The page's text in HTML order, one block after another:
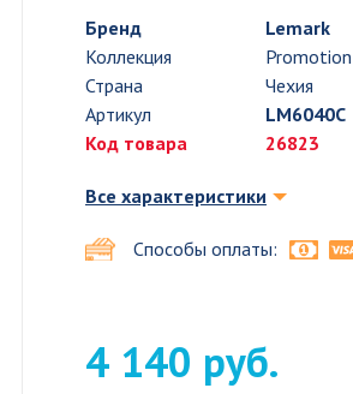
Бренд
Lemark
Коллекция
Promotion
Страна
Чехия
Артикул
LM6040C
Код товара
26823
Все характеристики
Способы оплаты:
4 140 руб.